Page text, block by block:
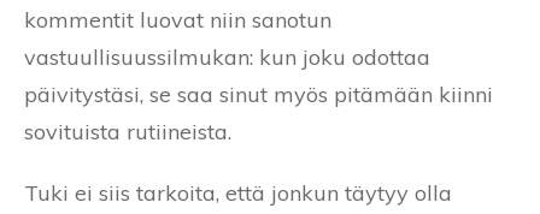
kommentit luovat niin sanotun
vastuullisuussilmukan: kun joku odottaa
päivitystäsi, se saa sinut myös pitämään kiinni
sovituista rutiineista.
Tuki ei siis tarkoita, että jonkun täytyy olla